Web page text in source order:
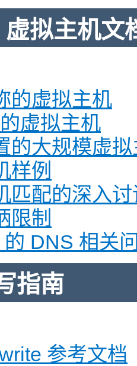
拟主机文
的虚拟主机
虚拟主机
的大规模虚
样例
匹配的深入讨
限制
DNS 相关
指南
参考文档